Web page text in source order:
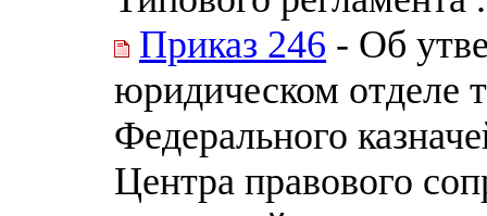
Приказ 246 - Об
юридическом отделе
Федерального
Центра правового